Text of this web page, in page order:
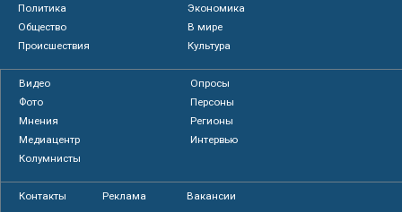
Политика
Экономика
Общество
В мире
Происшествия
Культура
Видео
Опросы
Фото
Персоны
Мнения
Регионы
Медиацентр
Интервью
Колумнисты
Контакты Реклама Вакансии